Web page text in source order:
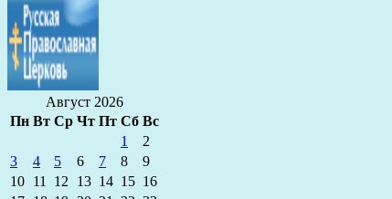
Август 2026
Пн Вт Ср Чт Пт Сб Вс
1
2
3
4 5 6 7 8
9
10 11 12 13 14 15 16